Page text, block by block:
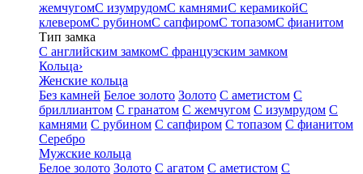
жемчугомС изумрудомС камнямиС керамикойС
клеверомС рубиномС сапфиромС топазомС фианитом
Тип замка
С английским замкомС французским замком
Кольца›
Женские кольца
Без камней Белое золото Золото С аметистом С
бриллиантом С гранатом С жемчугом С изумрудом С
камнями С рубином С сапфиром С топазом С фианитом
Серебро
Мужские кольца
Белое золото Золото С агатом С аметистом С